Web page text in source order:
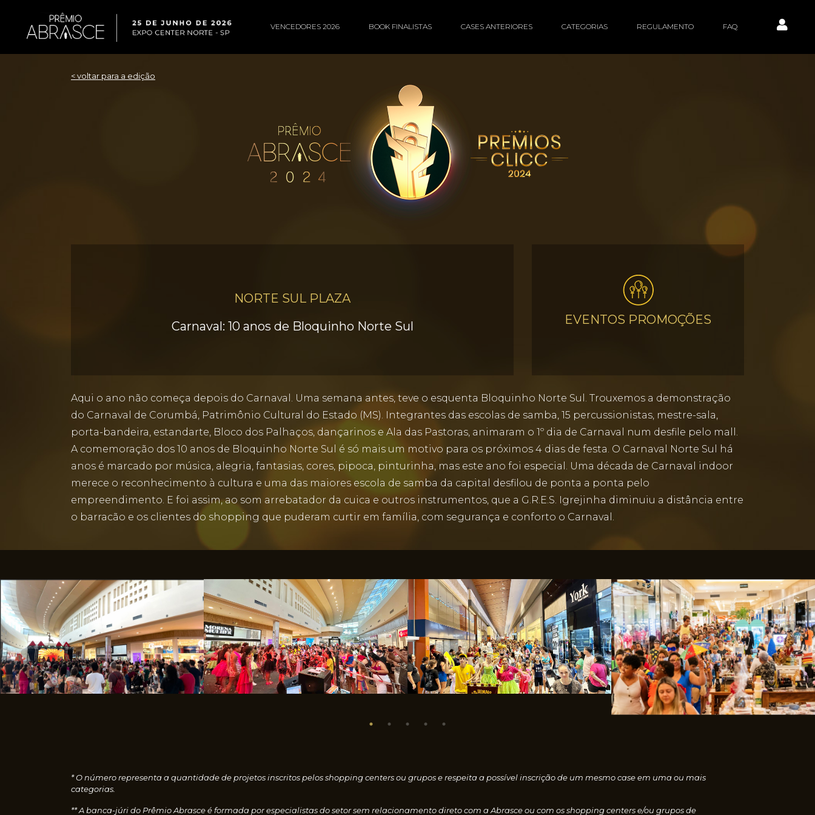
VENCEDORES 2026 BOOK FINALISTAS CASES ANTERIORES CATEGORIAS REGULAMENTO FAQ
< voltar para a edição
NORTE SUL PLAZA
Carnaval: 10 anos de Bloquinho Norte Sul
EVENTOS PROMOÇÕES
Aqui o ano não começa depois do Carnaval. Uma semana antes, teve o esquenta Bloquinho Norte Sul. Trouxemos a demonstração
do Carnaval de Corumbá, Patrimônio Cultural do Estado (MS). Integrantes das escolas de samba, 15 percussionistas, mestre-sala,
porta-bandeira, estandarte, Bloco dos Palhaços, dançarinos e Ala das Pastoras, animaram o 1º dia de Carnaval num desfile pelo mall.
A comemoração dos 10 anos de Bloquinho Norte Sul é só mais um motivo para os próximos 4 dias de festa. O Carnaval Norte Sul há
anos é marcado por música, alegria, fantasias, cores, pipoca, pinturinha, mas este ano foi especial. Uma década de Carnaval indoor
merece o reconhecimento à cultura e uma das maiores escola de samba da capital desfilou de ponta a ponta pelo
empreendimento. E foi assim, ao som arrebatador da cuica e outros instrumentos, que a G.R.E.S. Igrejinha diminuiu a distância entre
o barracão e os clientes do shopping que puderam curtir em família, com segurança e conforto o Carnaval.
* O número representa a quantidade de projetos inscritos pelos shopping centers ou grupos e respeita a possível inscrição de um mesmo case em uma ou mais
categorias.
** A banca-júri do Prêmio Abrasce é formada por especialistas do setor sem relacionamento direto com a Abrasce ou com os shopping centers e/ou grupos de